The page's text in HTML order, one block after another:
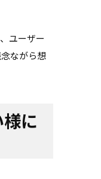
ユーザー
ながら想
に